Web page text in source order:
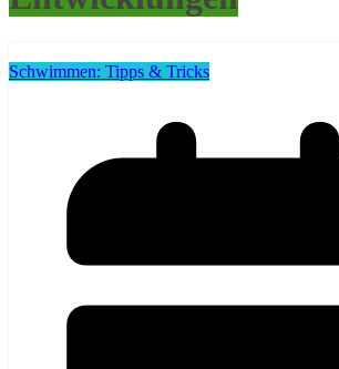
Schwimmen: Tipps & Tricks